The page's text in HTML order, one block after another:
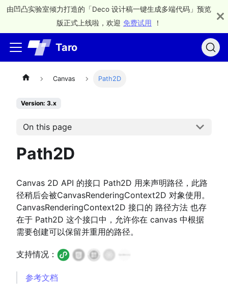
由凹凸实验室倾力打造的「Deco 设计稿一键生成多端代码」预览
版正式上线啦，欢迎 免费试用 ！
Taro
Canvas Path2D
Version: 3.x
On this page
Path2D
Canvas 2D API 的接口 Path2D 用来声明路径，此路
径稍后会被CanvasRenderingContext2D 对象使用。
CanvasRenderingContext2D 接口的 路径方法 也存
在于 Path2D 这个接口中，允许你在 canvas 中根据
需要创建可以保留并重用的路径。
支持情况：
参考文档